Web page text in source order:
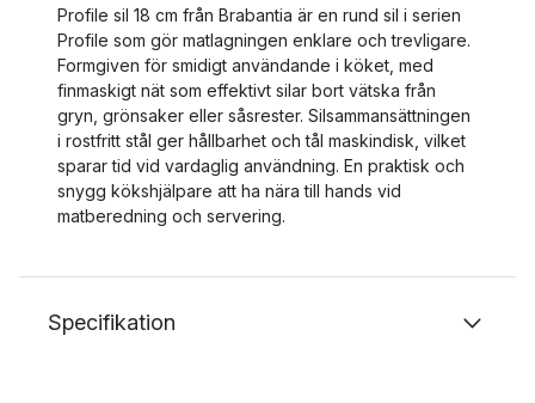
Profile sil 18 cm från Brabantia är en rund sil i serien
Profile som gör matlagningen enklare och trevligare.
Formgiven för smidigt användande i köket, med
finmaskigt nät som effektivt silar bort vätska från
gryn, grönsaker eller såsrester. Silsammansättningen
i rostfritt stål ger hållbarhet och tål maskindisk, vilket
sparar tid vid vardaglig användning. En praktisk och
snygg kökshjälpare att ha nära till hands vid
matberedning och servering.
Specifikation